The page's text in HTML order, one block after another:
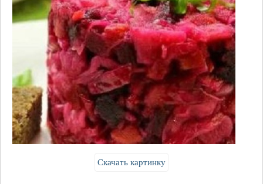
Скачать картинку